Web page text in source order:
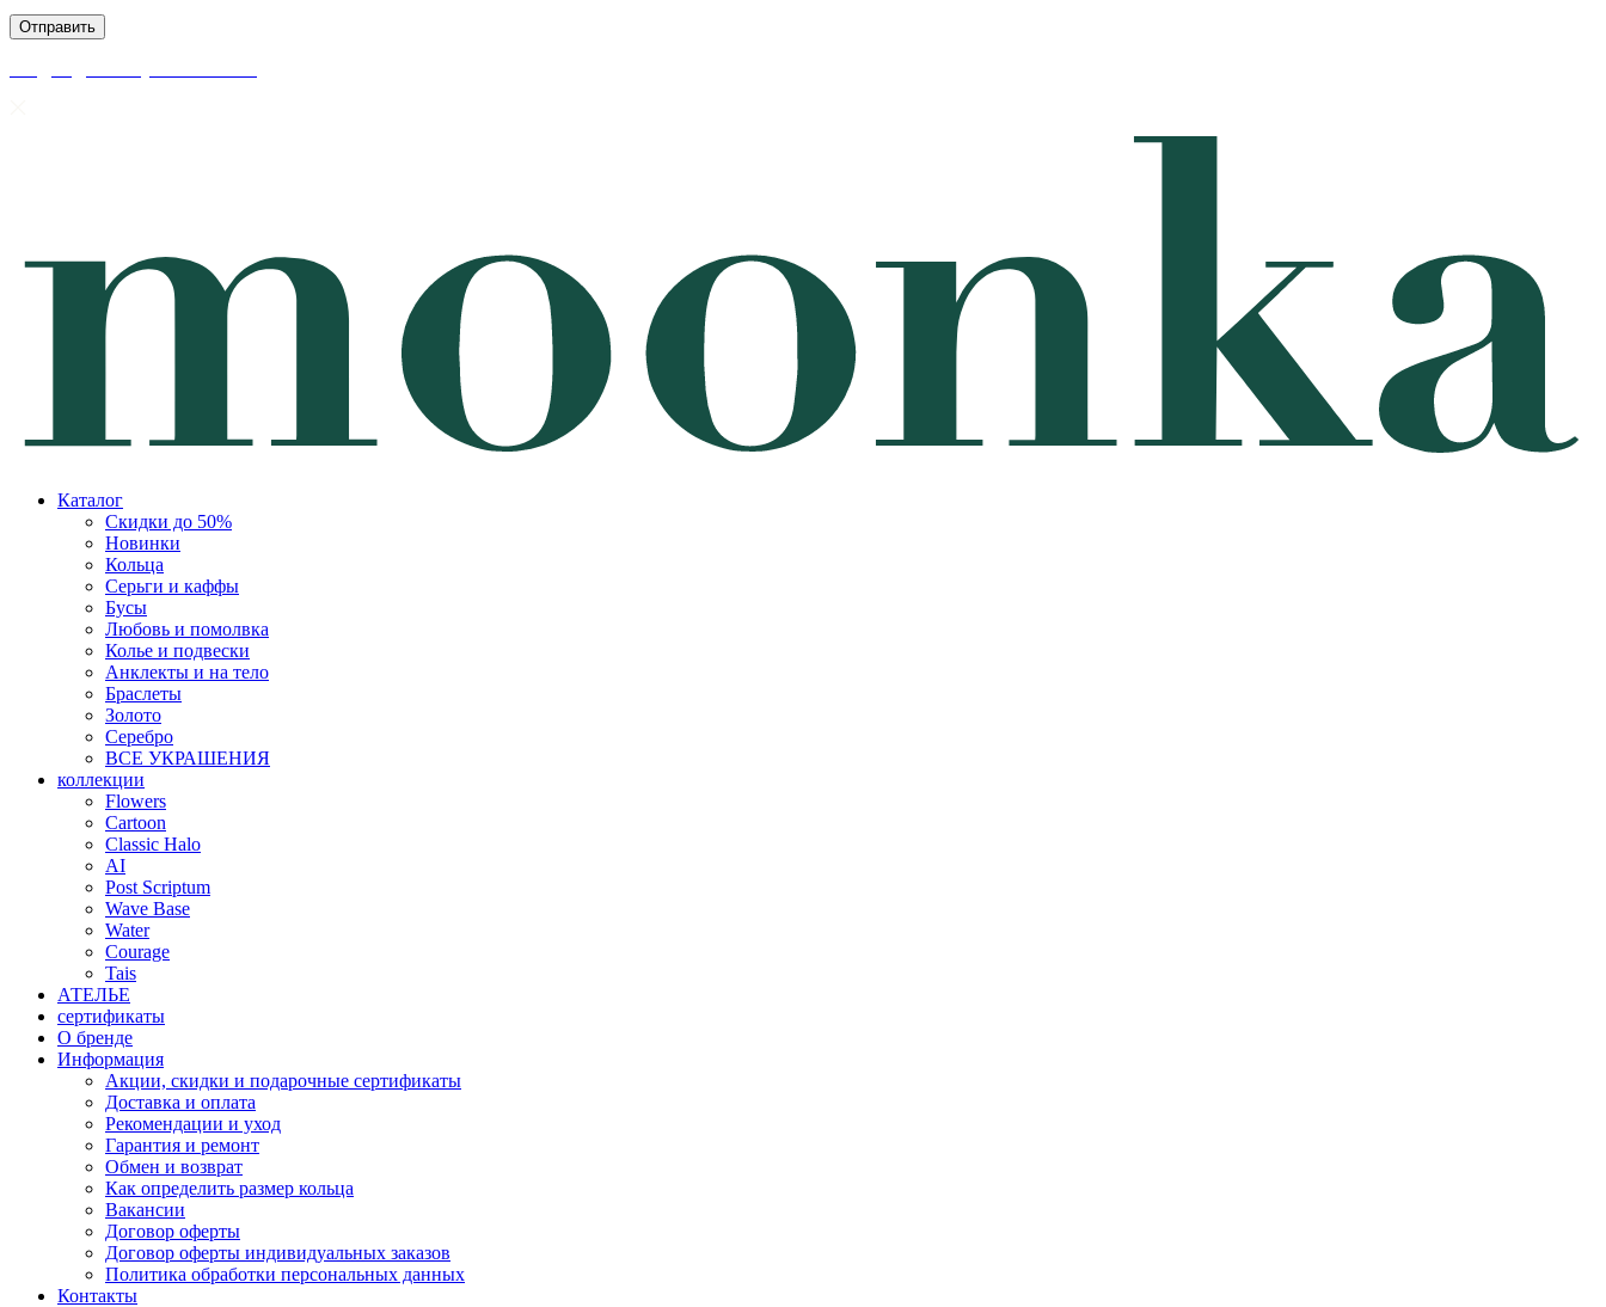
Каталог
Скидки до 50%
Новинки
Кольца
Серьги и каффы
Бусы
Любовь и помолвка
Колье и подвески
Анклекты и на тело
Браслеты
Золото
Серебро
ВСЕ УКРАШЕНИЯ
коллекции
Flowers
Cartoon
Classic Halo
AI
Post Scriptum
Wave Base
Water
Courage
Tais
АТЕЛЬЕ
сертификаты
О бренде
Информация
Акции, скидки и подарочные сертификаты
Доставка и оплата
Рекомендации и уход
Гарантия и ремонт
Обмен и возврат
Как определить размер кольца
Вакансии
Договор оферты
Договор оферты индивидуальных заказов
Политика обработки персональных данных
Контакты